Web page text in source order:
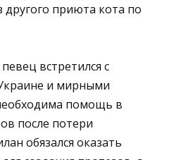
приюта кота по
встретился с
и мирными
помощь в
после потери
обязался оказать